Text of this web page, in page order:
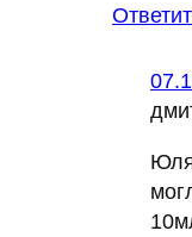
Юля